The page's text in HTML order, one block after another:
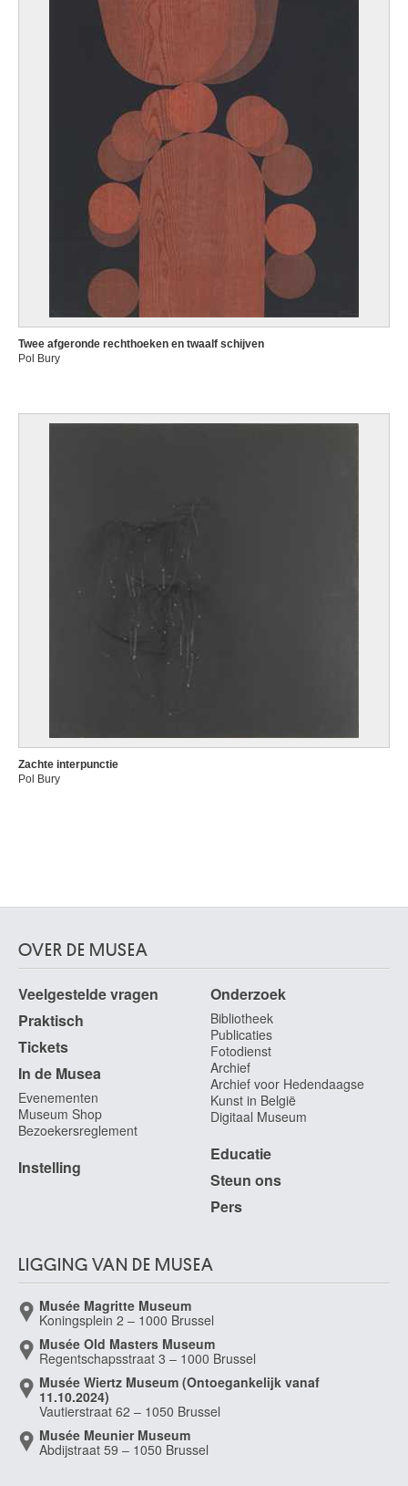
Twee afgeronde rechthoeken en twaalf schijven
Pol Bury
Zachte interpunctie
Pol Bury
OVER DE MUSEA
Veelgestelde vragen
Praktisch
Tickets
In de Musea
Evenementen
Museum Shop
Bezoekersreglement
Instelling
Onderzoek
Bibliotheek
Publicaties
Fotodienst
Archief
Archief voor Hedendaagse
Kunst in België
Digitaal Museum
Educatie
Steun ons
Pers
LIGGING VAN DE MUSEA
Musée Magritte Museum
Koningsplein 2 – 1000 Brussel
Musée Old Masters Museum
Regentschapsstraat 3 – 1000 Brussel
Musée Wiertz Museum (Ontoegankelijk vanaf
11.10.2024)
Vautierstraat 62 – 1050 Brussel
Musée Meunier Museum
Abdijstraat 59 – 1050 Brussel